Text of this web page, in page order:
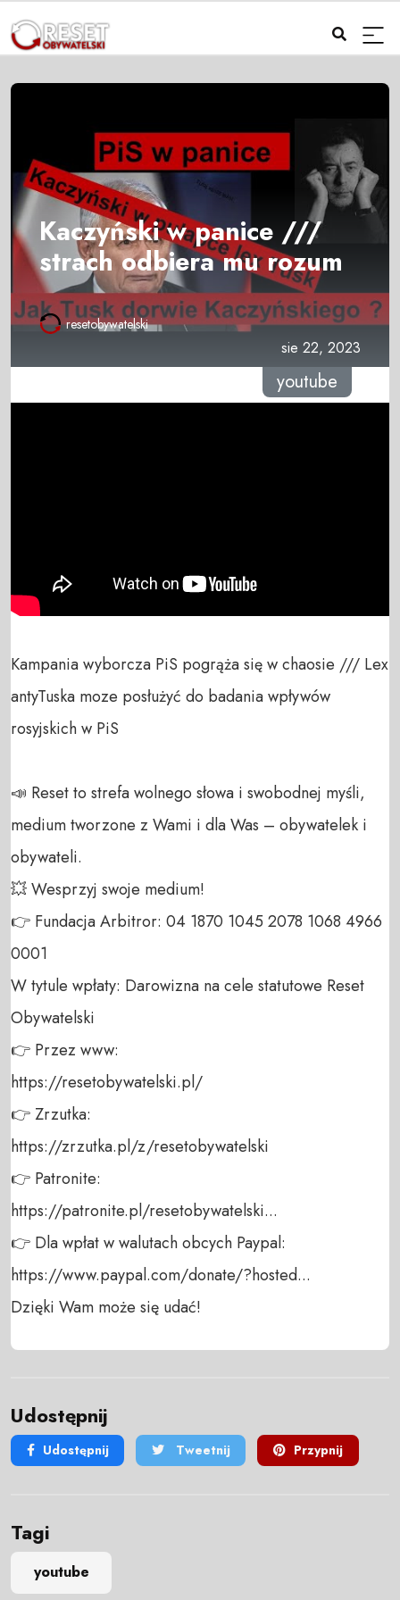
Kaczyński w panice ///
strach odbiera mu rozum
resetobywatelski
sie 22, 2023
youtube
Kampania wyborcza PiS pogrąża się w chaosie /// Lex
antyTuska moze posłużyć do badania wpływów
rosyjskich w PiS
📣 Reset to strefa wolnego słowa i swobodnej myśli,
medium tworzone z Wami i dla Was – obywatelek i
obywateli.
💥 Wesprzyj swoje medium!
👉 Fundacja Arbitror: 04 1870 1045 2078 1068 4966
0001
W tytule wpłaty: Darowizna na cele statutowe Reset
Obywatelski
👉 Przez www:
https://resetobywatelski.pl/
👉 Zrzutka:
https://zrzutka.pl/z/resetobywatelski
👉 Patronite:
https://patronite.pl/resetobywatelski...
👉 Dla wpłat w walutach obcych Paypal:
https://www.paypal.com/donate/?hosted...
Dzięki Wam może się udać!
Udostępnij
Udostępnij Tweetnij Przypnij
Tagi
youtube